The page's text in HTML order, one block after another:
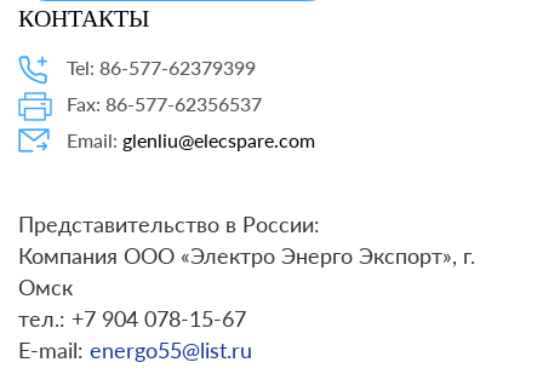
КОНТАКТЫ
Tel: 86-577-62379399
Fax: 86-577-62356537
Email: glenliu@elecspare.com
Представительство в России:
Компания ООО «Электро Энерго Экспорт», г.
Омск
тел.: +7 904 078-15-67
E-mail: energo55@list.ru